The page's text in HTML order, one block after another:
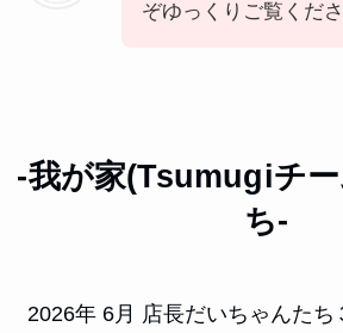
ぞゆっくりご覧くださ
-我が家(Tsumugiチ
ち-
2026年 6月 店長だいちゃんたち